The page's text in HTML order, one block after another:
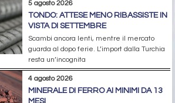
5 agosto 2026
TONDO: ATTESE MENO RIBASSISTE IN
VISTA DI SETTEMBRE
Scambi ancora lenti, mentre il mercato
guarda al dopo ferie. L’import dalla Turchia
resta un’incognita
4 agosto 2026
MINERALE DI FERRO AI MINIMI DA 13
MESI